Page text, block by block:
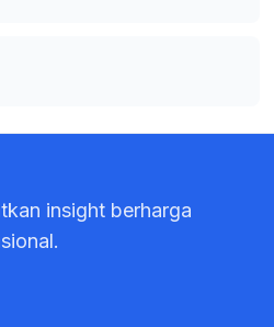
insight berharga